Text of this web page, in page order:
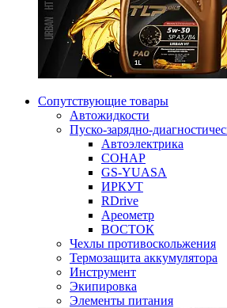
Сопутствующие товары
Автожидкости
Пуско-зарядно-
Автоэлектрика
СОНАР
GS-YUASA
ИРКУТ
RDrive
Ареометр
ВОСТОК
Чехлы противоскольжения
Термозащита аккумулятора
Инструмент
Экипировка
Элементы питания